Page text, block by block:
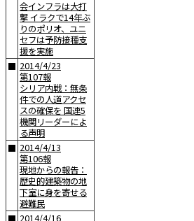
会インフラは大打
撃 イラクで14年ぶ
りのポリオ、ユニ
セフは予防接種支
援を実施
■ 2014/4/23
第107報
シリア内戦：無条
件での人道アクセ
スの確保を 国連5
機関リーダーによ
る声明
■ 2014/4/13
第106報
現地からの報告：
歴史的建築物の地
下室に身を寄せる
避難民
2014/4/16